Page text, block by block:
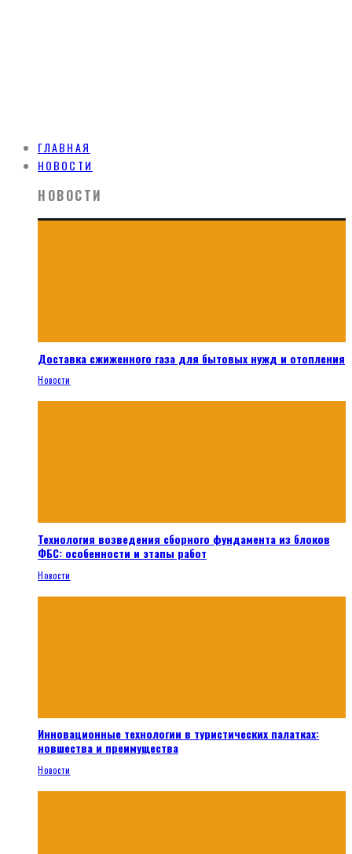
ГЛАВНАЯ
НОВОСТИ
НОВОСТИ
Доставка сжиженного газа для бытовых нужд и отопления
Новости
Технология возведения сборного фундамента из блоков
ФБС: особенности и этапы работ
Новости
Инновационные технологии в туристических палатках:
новшества и преимущества
Новости